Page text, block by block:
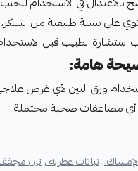
على نسبة طبيعية من
استشارة الطبيب قبل
هامة:
ورق التين لأي غرض
مضاعفات صحية محتملة.
,نباتات عطرية ,تين